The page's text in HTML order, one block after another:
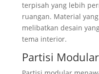
terpisah yang lebih
ruangan. Material
melibatkan desain
tema interior.
Partisi Modular